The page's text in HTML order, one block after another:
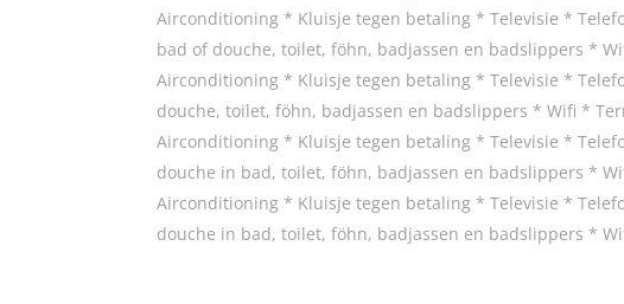
Airconditioning * Kluisje tegen betaling * Televisie *
bad of douche, toilet, föhn, badjassen en badslippers *
Airconditioning * Kluisje tegen betaling * Televisie *
douche, toilet, föhn, badjassen en badslippers * Wifi *
Airconditioning * Kluisje tegen betaling * Televisie *
douche in bad, toilet, föhn, badjassen en badslippers *
Airconditioning * Kluisje tegen betaling * Televisie *
douche in bad, toilet, föhn, badjassen en badslippers *